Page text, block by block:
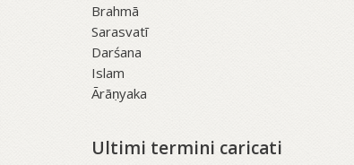
Brahmā
Sarasvatī
Darśana
Islam
Ārāṇyaka
Ultimi termini caricati